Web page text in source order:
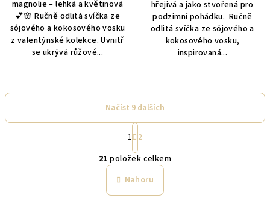
magnolie – lehká a květinová
💕🌸 Ručně odlitá svíčka ze
sójového a kokosového vosku
z valentýnské kolekce. Uvnitř
se ukrývá růžové...
hřejivá a jako stvořená pro
podzimní pohádku. Ručně
odlitá svíčka ze sójového a
kokosového vosku,
inspirovaná...
O
v
l
á
Načíst 9 dalších
S
t
r
á
n
k
o
1 2
21 položek celkem
Nahoru